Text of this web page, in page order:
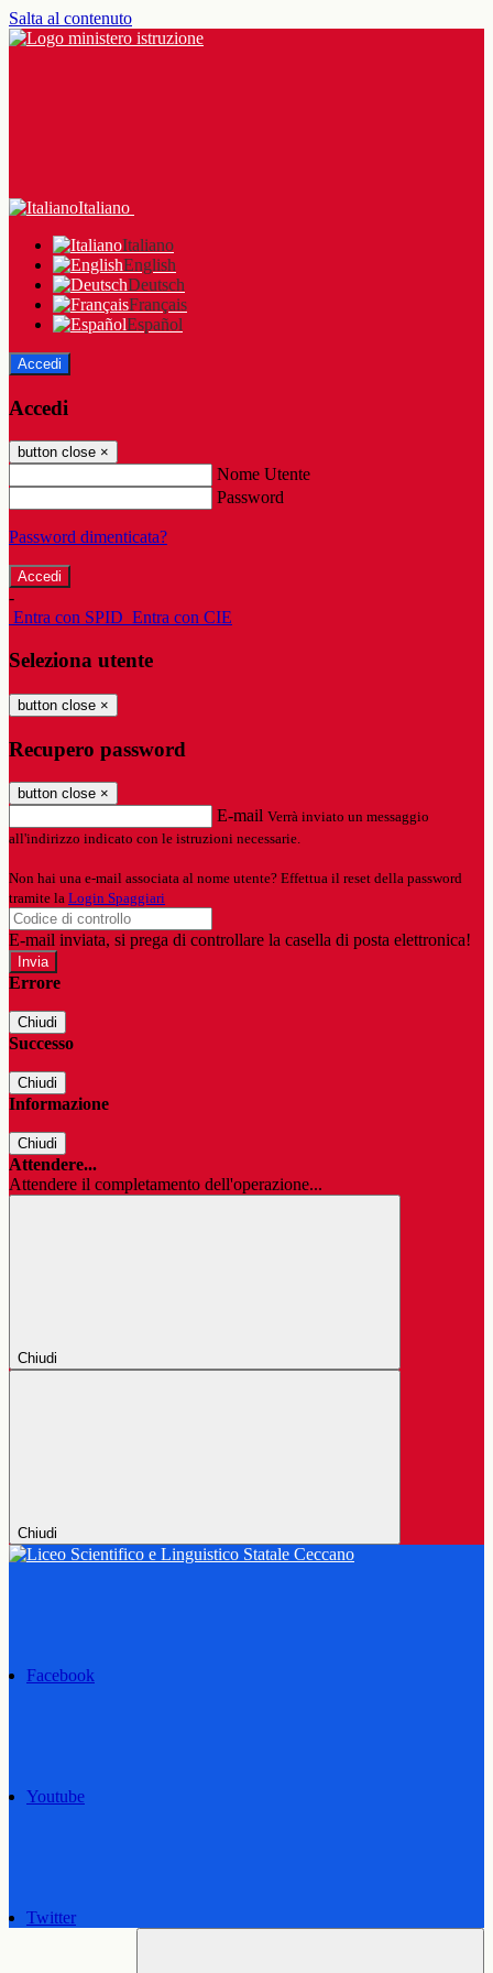
Salta al contenuto
Italiano
Italiano
English
Deutsch
Français
Español
Accedi
Accedi
button close ×
Nome Utente
Password
Password dimenticata?
-
Entra con SPID Entra con CIE
Seleziona utente
button close ×
Recupero password
button close ×
E-mail Verrà inviato un messaggio
all'indirizzo indicato con le istruzioni necessarie.
Non hai una e-mail associata al nome utente? Effettua il reset della password
tramite la Login Spaggiari
E-mail inviata, si prega di controllare la casella di posta elettronica!
Errore
Chiudi
Successo
Chiudi
Informazione
Chiudi
Attendere...
Attendere il completamento dell'operazione...
Chiudi
Chiudi
Facebook
Youtube
Twitter